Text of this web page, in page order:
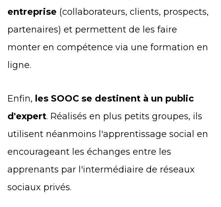
entreprise (collaborateurs, clients, prospects,
partenaires) et permettent de les faire
monter en compétence via une formation en
ligne.
Enfin, les SOOC se destinent à un public
d'expert. Réalisés en plus petits groupes, ils
utilisent néanmoins l'apprentissage social en
encourageant les échanges entre les
apprenants par l'intermédiaire de réseaux
sociaux privés.